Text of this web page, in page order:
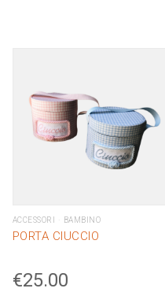
ACCESSORI BAMBINO
PORTA CIUCCIO
€25.00